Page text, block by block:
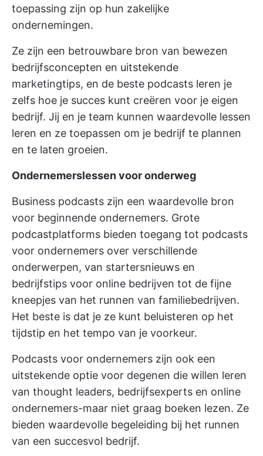
toepassing zijn op hun zakelijke
ondernemingen.
Ze zijn een betrouwbare bron van bewezen
bedrijfsconcepten en uitstekende
marketingtips, en de beste podcasts leren je
zelfs hoe je succes kunt creëren voor je eigen
bedrijf. Jij en je team kunnen waardevolle lessen
leren en ze toepassen om je bedrijf te plannen
en te laten groeien.
Ondernemerslessen voor onderweg
Business podcasts zijn een waardevolle bron
voor beginnende ondernemers. Grote
podcastplatforms bieden toegang tot podcasts
voor ondernemers over verschillende
onderwerpen, van startersnieuws en
bedrijfstips voor online bedrijven tot de fijne
kneepjes van het runnen van familiebedrijven.
Het beste is dat je ze kunt beluisteren op het
tijdstip en het tempo van je voorkeur.
Podcasts voor ondernemers zijn ook een
uitstekende optie voor degenen die willen leren
van thought leaders, bedrijfsexperts en online
ondernemers-maar niet graag boeken lezen. Ze
bieden waardevolle begeleiding bij het runnen
van een succesvol bedrijf.